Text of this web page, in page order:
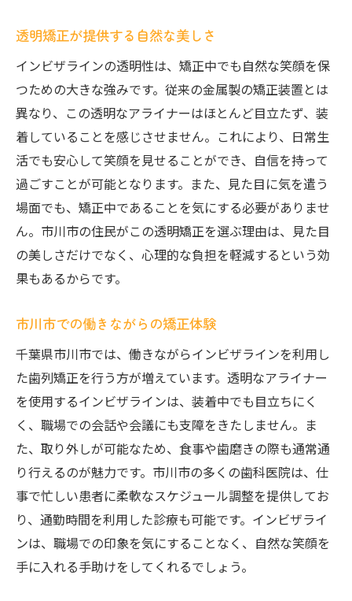
患者の成功事例を知る
インビザラインが日常に与える影響
透明矯正のさらなる可能性
市川市でインビザラインを選ぶ透明な効果とそ
の魅力
透明性がもたらす自信の変化
インビザラインの技術的進化
市川市での治療プロセスを知る
透明な効果を最大化するには
患者に支持される理由
忙しいあなたに最適市川市でのインビザライン
矯正
時間を有効に活用する矯正方法
市川市でのスケジュール調整のコツ
仕事と治療の両立を考える
インビザラインが提供する柔軟性
忙しい生活における利便性
短期間で実感する変化
市川市インビザライン透明な矯正がもたらす日
常の変化
透明矯正が提供する自然な美しさ
インビザラインの透明性は、矯正中でも自然な笑顔を保
つための大きな強みです。従来の金属製の矯正装置とは
異なり、この透明なアライナーはほとんど目立たず、装
着していることを感じさせません。これにより、日常生
活でも安心して笑顔を見せることができ、自信を持って
過ごすことが可能となります。また、見た目に気を遣う
場面でも、矯正中であることを気にする必要がありませ
ん。市川市の住民がこの透明矯正を選ぶ理由は、見た目
の美しさだけでなく、心理的な負担を軽減するという効
果もあるからです。
市川市での働きながらの矯正体験
千葉県市川市では、働きながらインビザラインを利用し
た歯列矯正を行う方が増えています。透明なアライナー
を使用するインビザラインは、装着中でも目立ちにく
く、職場での会話や会議にも支障をきたしません。ま
た、取り外しが可能なため、食事や歯磨きの際も通常通
り行えるのが魅力です。市川市の多くの歯科医院は、仕
事で忙しい患者に柔軟なスケジュール調整を提供してお
り、通勤時間を利用した診療も可能です。インビザライ
ンは、職場での印象を気にすることなく、自然な笑顔を
手に入れる手助けをしてくれるでしょう。